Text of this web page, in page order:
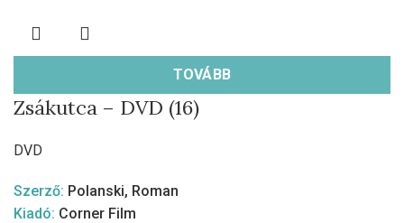
TOVÁBB
Zsákutca – DVD (16)
DVD
Szerző: Polanski, Roman
Kiadó: Corner Film